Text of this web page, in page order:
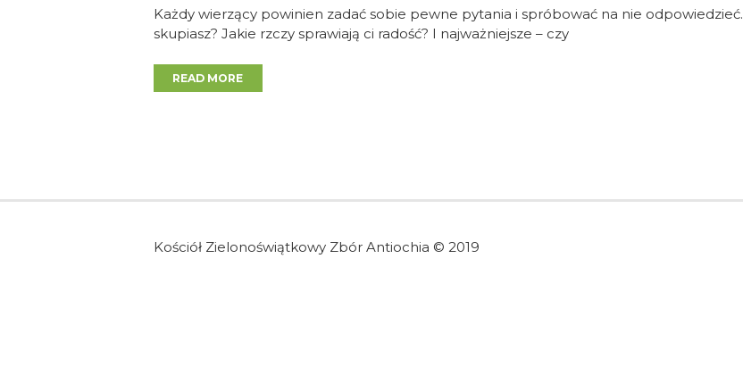
Każdy wierzący powinien zadać sobie pewne pytania i spróbować na nie
skupiasz? Jakie rzczy sprawiają ci radość? I najważniejsze – czy
READ MORE
Kościół Zielonoświątkowy Zbór Antiochia © 2019